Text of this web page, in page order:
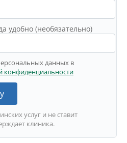
удобно (необязательно)
данных в
конфиденциальности
услуг и не ставит
клиника.